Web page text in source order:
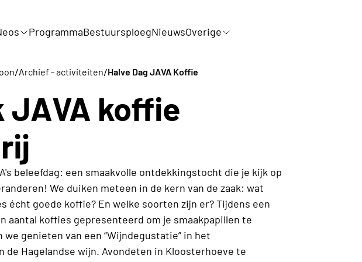
ProgrammaBestuursploegNieuwsOverige
/Archief - activiteiten/Halve Dag JAVA Koffie
JAVA koffie
beleefdag: een smaakvolle ontdekkingstocht die je kijk op
We duiken meteen in de kern van de zaak: wat
écht goede koffie? En welke soorten zijn er? Tijdens een
aantal koffies gepresenteerd om je smaakpapillen te
we genieten van een “Wijndegustatie” in het
de Hagelandse wijn. Avondeten in Kloosterhoeve te